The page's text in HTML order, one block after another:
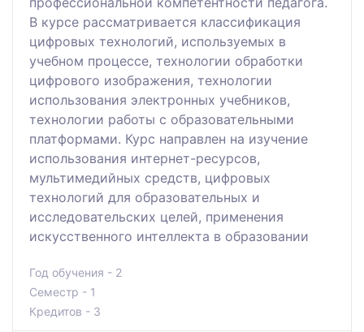
В курсе рассматривается классификация
цифровых технологий, используемых в
учебном процессе, технологии обработки
цифрового изображения, технологии
использования электронных учебников,
технологии работы с образовательными
платформами. Курс направлен на изучение
использования интернет-ресурсов,
мультимедийных средств, цифровых
технологий для образовательных и
исследовательских целей, применения
искусственного интеллекта в образовании
Год обучения - 2
Семестр - 1
Кредитов - 3